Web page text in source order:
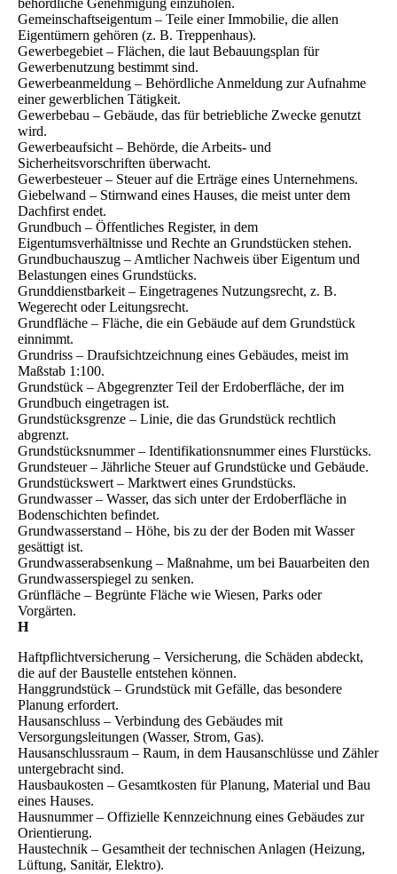
behördliche Genehmigung einzuholen.
Gemeinschaftseigentum – Teile einer Immobilie, die allen
Eigentümern gehören (z. B. Treppenhaus).
Gewerbegebiet – Flächen, die laut Bebauungsplan für
Gewerbenutzung bestimmt sind.
Gewerbeanmeldung – Behördliche Anmeldung zur Aufnahme
einer gewerblichen Tätigkeit.
Gewerbebau – Gebäude, das für betriebliche Zwecke genutzt
wird.
Gewerbeaufsicht – Behörde, die Arbeits- und
Sicherheitsvorschriften überwacht.
Gewerbesteuer – Steuer auf die Erträge eines Unternehmens.
Giebelwand – Stirnwand eines Hauses, die meist unter dem
Dachfirst endet.
Grundbuch – Öffentliches Register, in dem
Eigentumsverhältnisse und Rechte an Grundstücken stehen.
Grundbuchauszug – Amtlicher Nachweis über Eigentum und
Belastungen eines Grundstücks.
Grunddienstbarkeit – Eingetragenes Nutzungsrecht, z. B.
Wegerecht oder Leitungsrecht.
Grundfläche – Fläche, die ein Gebäude auf dem Grundstück
einnimmt.
Grundriss – Draufsichtzeichnung eines Gebäudes, meist im
Maßstab 1:100.
Grundstück – Abgegrenzter Teil der Erdoberfläche, der im
Grundbuch eingetragen ist.
Grundstücksgrenze – Linie, die das Grundstück rechtlich
abgrenzt.
Grundstücksnummer – Identifikationsnummer eines Flurstücks.
Grundsteuer – Jährliche Steuer auf Grundstücke und Gebäude.
Grundstückswert – Marktwert eines Grundstücks.
Grundwasser – Wasser, das sich unter der Erdoberfläche in
Bodenschichten befindet.
Grundwasserstand – Höhe, bis zu der der Boden mit Wasser
gesättigt ist.
Grundwasserabsenkung – Maßnahme, um bei Bauarbeiten den
Grundwasserspiegel zu senken.
Grünfläche – Begrünte Fläche wie Wiesen, Parks oder
Vorgärten.
H
Haftpflichtversicherung – Versicherung, die Schäden abdeckt,
die auf der Baustelle entstehen können.
Hanggrundstück – Grundstück mit Gefälle, das besondere
Planung erfordert.
Hausanschluss – Verbindung des Gebäudes mit
Versorgungsleitungen (Wasser, Strom, Gas).
Hausanschlussraum – Raum, in dem Hausanschlüsse und Zähler
untergebracht sind.
Hausbaukosten – Gesamtkosten für Planung, Material und Bau
eines Hauses.
Hausnummer – Offizielle Kennzeichnung eines Gebäudes zur
Orientierung.
Haustechnik – Gesamtheit der technischen Anlagen (Heizung,
Lüftung, Sanitär, Elektro).